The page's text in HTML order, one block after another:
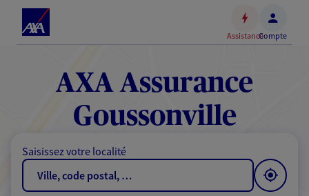
Accéder
contenu
principal
Accéder
au
de
AssistanceCompte
AXA Assurance
Goussonville
Saisissez votre localité